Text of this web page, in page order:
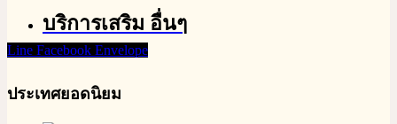
บริการเสริม อื่นๆ
Line Facebook Envelope
ประเทศยอดนิยม